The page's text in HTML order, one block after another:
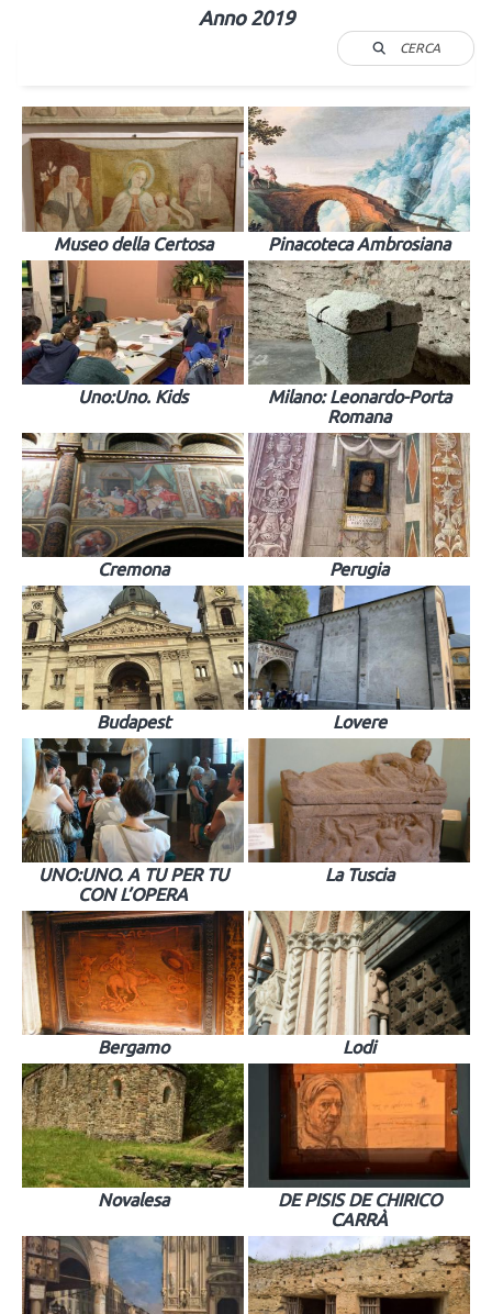
Anno 2019
CERCA
Museo della Certosa Pinacoteca Ambrosiana
Uno:Uno. Kids
Milano: Leonardo-Porta
Romana
Cremona Perugia
Budapest Lovere
UNO:UNO. A TU PER TU
CON L’OPERA
La Tuscia
Bergamo Lodi
Novalesa
DE PISIS DE CHIRICO
CARRÀ